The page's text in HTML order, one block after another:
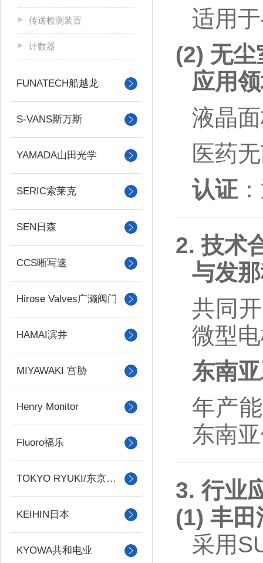
传送检测装置
计数器
FUNATECH船越龙
S-VANS斯万斯
YAMADA山田光学
SERIC索莱克
SEN日森
CCS晰写速
Hirose Valves广濑阀门
HAMAI滨井
MIYAWAKI 宫胁
Henry Monitor
Fluoro福乐
TOKYO RYUKI/东京流机
KEIHIN日本
KYOWA共和电业
适用
(2) 无
应用
液晶
医药
认证
2. 技术
与发
共同
微型
东南
年产
东南
3. 行业
(1) 丰
采用